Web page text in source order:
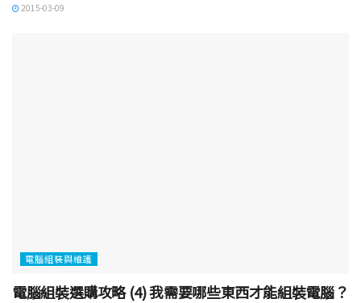
2015-03-09
電腦組裝與維護
電腦組裝選購攻略 (4) 我需要哪些東西才能組裝電腦？